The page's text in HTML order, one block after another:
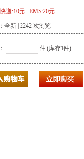
递:10元 EMS:20元
全新 | 2242 次浏览
件 (库存1件)